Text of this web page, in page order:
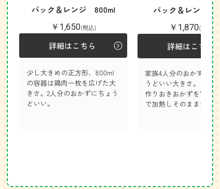
パック＆レンジ 800ml
￥1,650(税込)
詳細はこちら
少し大きめの正方形、800ml
の容器は鶏肉一枚を広げた大
きさ。2人分のおかずにちょう
どいい。
パック＆レンジ
￥1,870(税込)
詳細はこちら
家族4人分のおかず保存
うどいい大きさ。
作りおきおかずを電子
で加熱しそのまま食卓